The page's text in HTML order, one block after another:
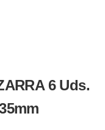
6 Uds.